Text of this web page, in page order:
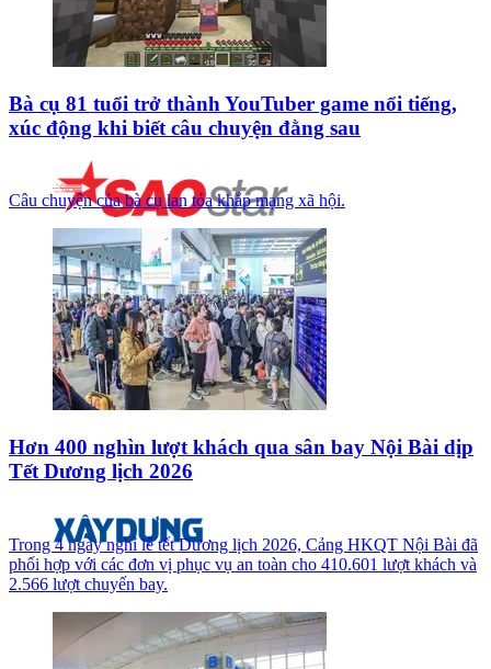
Bà cụ 81 tuổi trở thành YouTuber game nổi tiếng,
xúc động khi biết câu chuyện đằng sau
Câu chuyện của bà cụ lan tỏa khắp mạng xã hội.
Hơn 400 nghìn lượt khách qua sân bay Nội Bài dịp
Tết Dương lịch 2026
Trong 4 ngày nghỉ lễ tết Dương lịch 2026, Cảng HKQT Nội Bài đã
phối hợp với các đơn vị phục vụ an toàn cho 410.601 lượt khách và
2.566 lượt chuyến bay.